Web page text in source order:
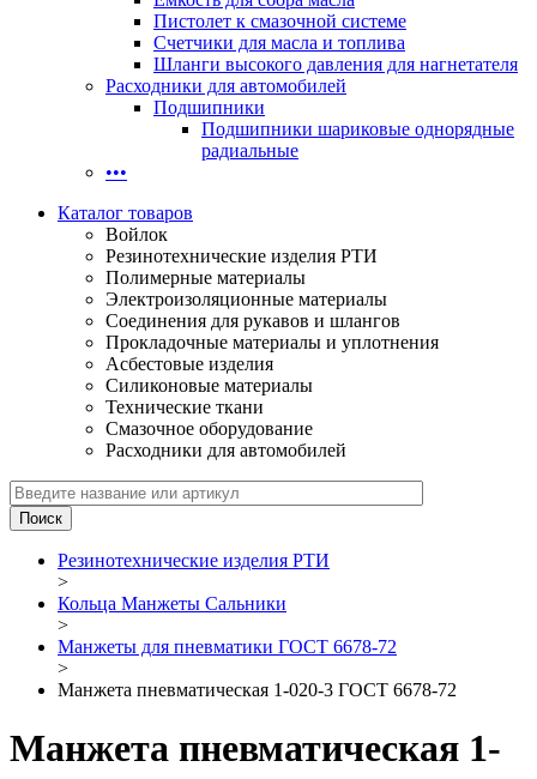
Пистолет к смазочной системе
Счетчики для масла и топлива
Шланги высокого давления для нагнетателя
Расходники для автомобилей
Подшипники
Подшипники шариковые однорядные
радиальные
•••
Каталог товаров
Войлок
Резинотехнические изделия РТИ
Полимерные материалы
Электроизоляционные материалы
Соединения для рукавов и шлангов
Прокладочные материалы и уплотнения
Асбестовые изделия
Силиконовые материалы
Технические ткани
Смазочное оборудование
Расходники для автомобилей
Резинотехнические изделия РТИ
>
Кольца Манжеты Сальники
>
Манжеты для пневматики ГОСТ 6678-72
>
Манжета пневматическая 1-020-3 ГОСТ 6678-72
Манжета пневматическая 1-